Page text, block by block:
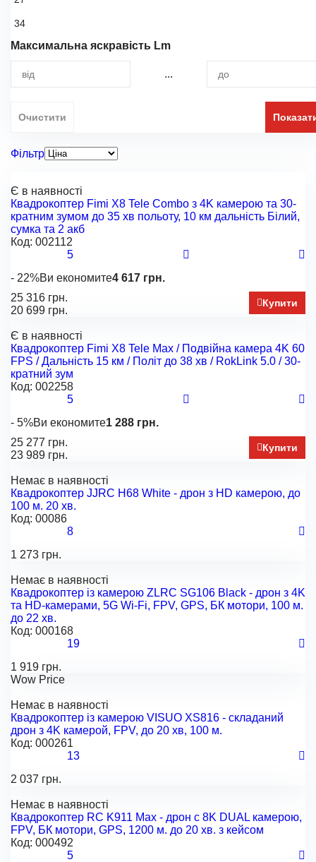
Захист від короткого замикання
Захист від перегріву
Захист від перевантаження
З ліхтариком
Швидке заряджання батареї
Контроль денної активності
Інші
Передача даних
Зі стабілізатором
З пультом ДК
З окулярами
З кейсом
34
Максимальна яскравість Lm
...
Очистити
Фільтр
Є в наявності
Квадрокоптер Fimi X8 Tele Combo з 4K камерою та 30-
кратним зумом до 35 хв польоту, 10 км дальність Білий,
сумка та 2 акб
Код: 002112
5
- 22%Ви економите4 617 грн.
25 316 грн.
20 699 грн.
Купити
Є в наявності
Квадрокоптер Fimi X8 Tele Max / Подвійна камера 4K 60
FPS / Дальність 15 км / Політ до 38 хв / RokLink 5.0 / 30-
кратний зум
Код: 002258
5
- 5%Ви економите1 288 грн.
25 277 грн.
23 989 грн.
Купити
Немає в наявності
Квадрокоптер JJRC H68 White - дрон з HD камерою, до
100 м. 20 хв.
Код: 00086
8
1 273 грн.
Немає в наявності
Квадрокоптер із камерою ZLRC SG106 Black - дрон з 4K
та HD-камерами, 5G Wi-Fi, FPV, GPS, БК мотори, 100 м.
до 22 хв.
Код: 000168
19
1 919 грн.
Wow Price
Немає в наявності
Квадрокоптер із камерою VISUO XS816 - складаний
дрон з 4K камерой, FPV, до 20 хв, 100 м.
Код: 000261
13
2 037 грн.
Немає в наявності
Квадрокоптер RC K911 Max - дрон с 8K DUAL камерою,
FPV, БК мотори, GPS, 1200 м. до 20 хв. з кейсом
Код: 000492
5